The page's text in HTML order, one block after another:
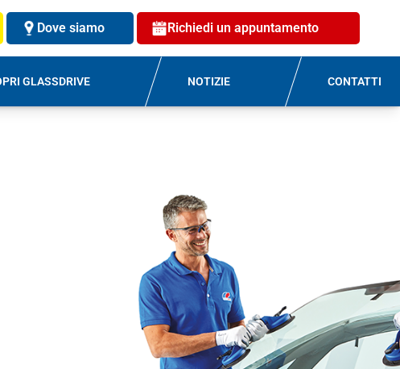
Dove siamo Richiedi un appuntamento
GLASSDRIVE NOTIZIE CONTATTI